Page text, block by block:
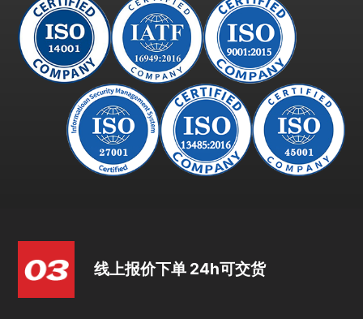
线上报价下单 24h可交货